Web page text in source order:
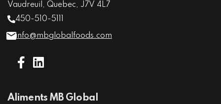
Vaudreuil, Quebec, J7V 4L7
450-510-5111
info@mbglobalfoods.com
Aliments MB Global